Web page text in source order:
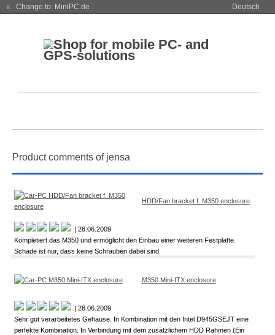
« Change to: MiniPC.de Deutsch
Product comments of jensa
HDD/Fan bracket f. M350 enclosure
| 28.06.2009
Kompletiert das M350 und ermöglicht den Einbau einer weiteren Festplatte.
Schade ist nur, dass keine Schrauben dabei sind.
M350 Mini-ITX enclosure
| 28.06.2009
Sehr gut verarbeitetes Gehäuse. In Kombination mit den Intel D945GSEJT eine
perfekte Kombination. In Verbindung mit dem zusätzlichem HDD Rahmen (Ein